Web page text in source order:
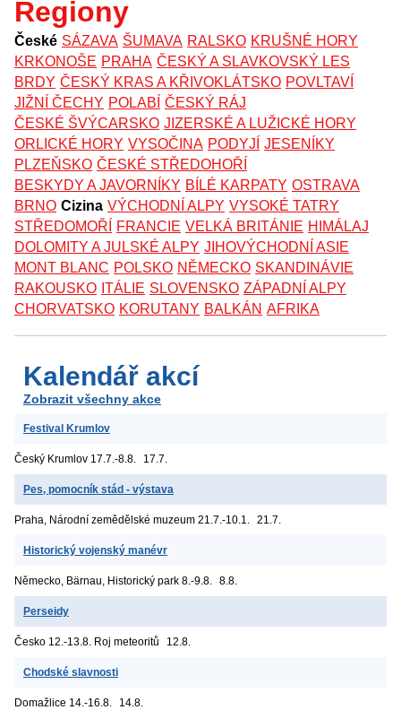
Regiony
České SÁZAVA ŠUMAVA RALSKO KRUŠNÉ HORY
KRKONOŠE PRAHA ČESKÝ A SLAVKOVSKÝ LES
BRDY ČESKÝ KRAS A KŘIVOKLÁTSKO POVLTAVÍ
JIŽNÍ ČECHY POLABÍ ČESKÝ RÁJ
ČESKÉ ŠVÝCARSKO JIZERSKÉ A LUŽICKÉ HORY
ORLICKÉ HORY VYSOČINA PODYJÍ JESENÍKY
PLZEŇSKO ČESKÉ STŘEDOHOŘÍ
BESKYDY A JAVORNÍKY BÍLÉ KARPATY OSTRAVA
BRNO Cizina VÝCHODNÍ ALPY VYSOKÉ TATRY
STŘEDOMOŘÍ
FRANCIE VELKÁ BRITÁNIE HIMÁLAJ
DOLOMITY A JULSKÉ ALPY JIHOVÝCHODNÍ ASIE
MONT BLANC POLSKO NĚMECKO SKANDINÁVIE
RAKOUSKO ITÁLIE SLOVENSKO ZÁPADNÍ ALPY
CHORVATSKO KORUTANY BALKÁN AFRIKA
Kalendář akcí
Zobrazit všechny akce
Festival Krumlov
Český Krumlov 17.7.-8.8. 17.7.
Pes, pomocník stád - výstava
Praha, Národní zemědělské muzeum 21.7.-10.1. 21.7.
Historický vojenský manévr
Německo, Bärnau, Historický park 8.-9.8. 8.8.
Perseidy
Česko 12.-13.8. Roj meteoritů 12.8.
Chodské slavnosti
Domažlice 14.-16.8. 14.8.